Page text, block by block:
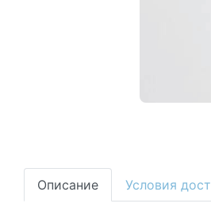
Описание Условия